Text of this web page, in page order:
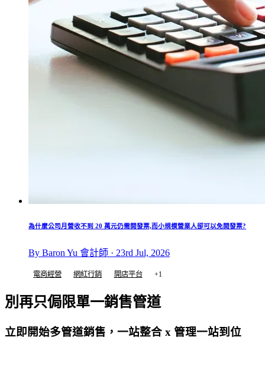
為什麼公司月營收不到 20 萬元仍需開發票,而小規模營業人卻可以免開發票?
By Baron Yu 會計師 · 23rd Jul, 2026
電商經營 網紅行銷 開店平台 +1
別再只侷限單一銷售管道
立即開始多管道銷售，一站整合 x 管理一站到位